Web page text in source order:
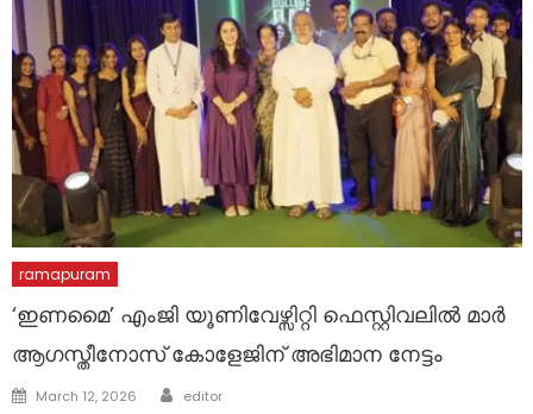
ramapuram
‘ഇണമൈ’ എംജി യൂണിവേഴ്സിറ്റി ഫെസ്റ്റിവലിൽ മാർ
ആഗസ്തീനോസ് കോളേജിന് അഭിമാന നേട്ടം
Posted
March 12, 2026 Author
editor